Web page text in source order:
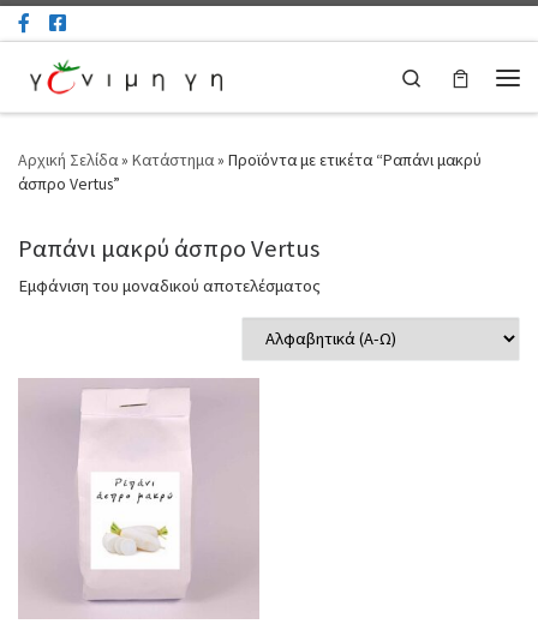
Μετάβαση στο περιεχόμενο
Search
Αρχική Σελίδα» Κατάστημα» Προϊόντα με ετικέτα “Ραπάνι μακρύ
άσπρο Vertus”
Ραπάνι μακρύ άσπρο Vertus
Εμφάνιση του μοναδικού αποτελέσματος